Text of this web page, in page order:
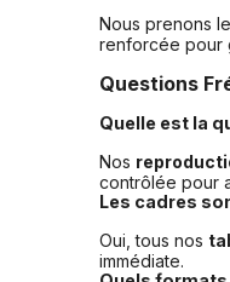
Nous prenons
renforcée pour
Questions
Quelle est la
Nos
contrôlée pour
Les cadres
Oui, tous nos
immédiate.